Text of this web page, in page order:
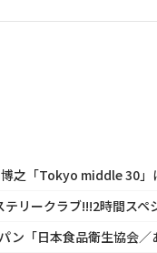
之「Tokyo middle 30」
テリークラブ!!!2時間スペ